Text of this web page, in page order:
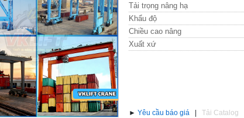
Tải trọng nâng hạ
Khẩu độ
Chiều cao nâng
Xuất xứ
► Yêu cầu báo giá | Tải Catalog